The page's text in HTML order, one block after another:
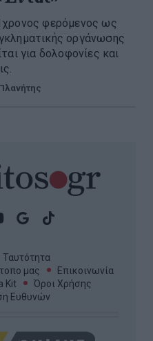
φερόμενος ως
οργάνωσης
για δολοφονίες και
Ταυτότητα
μας
Επικοινωνία
Kit
Όροι Χρήσης
Ευθυνών